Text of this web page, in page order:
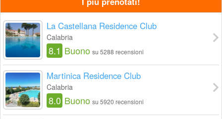
La Castellana Residence Club
Calabria
8.1 Buono su 5288 recensioni
Martinica Residence Club
Calabria
8.0 Buono su 5920 recensioni